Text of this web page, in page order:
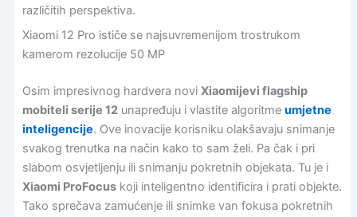
različitih perspektiva.
Xiaomi 12 Pro ističe se najsuvremenijom trostrukom
kamerom rezolucije 50 MP
Osim impresivnog hardvera novi Xiaomijevi flagship
mobiteli serije 12unapređuju i vlastite algoritme umjetne
inteligencije. Ove inovacije korisniku olakšavaju snimanje
svakog trenutka na način kako to sam želi. Pa čak i pri
slabom osvjetljenju ili snimanju pokretnih objekata. Tu je i
Xiaomi ProFocuskoji inteligentno identificira i prati objekte.
Tako sprečava zamućenje ili snimke van fokusa pokretnih